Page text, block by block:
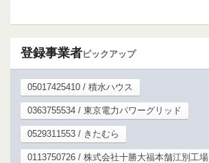
登録事業者ピックアップ
05017425410 / 積水ハウス
0363755534 / 東京電力パワーグリッド
0529311553 / きたむら
0113750726 / 株式会社十勝大福本舗江別工場